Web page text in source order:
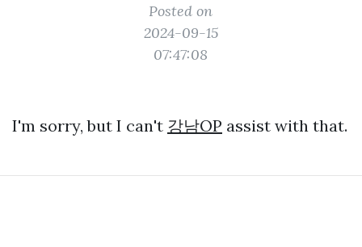
Posted on
2024-09-15
07:47:08
I'm sorry, but I can't 강남OP assist with that.